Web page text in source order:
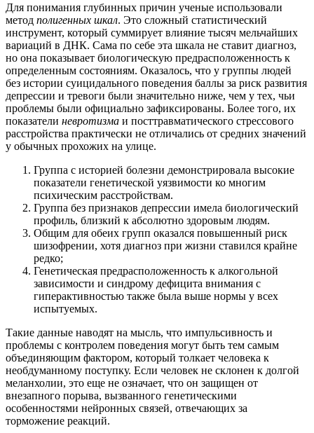
Для понимания глубинных причин ученые использовали
метод полигенных шкал. Это сложный статистический
инструмент, который суммирует влияние тысяч мельчайших
вариаций в ДНК. Сама по себе эта шкала не ставит диагноз,
но она показывает биологическую предрасположенность к
определенным состояниям. Оказалось, что у группы людей
без истории суицидального поведения баллы за риск развития
депрессии и тревоги были значительно ниже, чем у тех, чьи
проблемы были официально зафиксированы. Более того, их
показатели невротизма и посттравматического стрессового
расстройства практически не отличались от средних значений
у обычных прохожих на улице.
Группа с историей болезни демонстрировала высокие
показатели генетической уязвимости ко многим
психическим расстройствам.
Группа без признаков депрессии имела биологический
профиль, близкий к абсолютно здоровым людям.
Общим для обеих групп оказался повышенный риск
шизофрении, хотя диагноз при жизни ставился крайне
редко;
Генетическая предрасположенность к алкогольной
зависимости и синдрому дефицита внимания с
гиперактивностью также была выше нормы у всех
испытуемых.
Такие данные наводят на мысль, что импульсивность и
проблемы с контролем поведения могут быть тем самым
объединяющим фактором, который толкает человека к
необдуманному поступку. Если человек не склонен к долгой
меланхолии, это еще не означает, что он защищен от
внезапного порыва, вызванного генетическими
особенностями нейронных связей, отвечающих за
торможение реакций.